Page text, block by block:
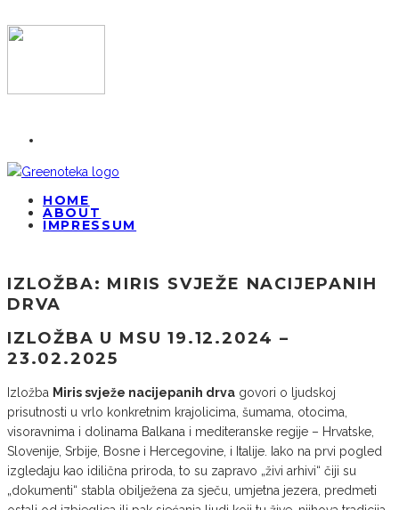
HOME
ABOUT
IMPRESSUM
IZLOŽBA: MIRIS SVJEŽE NACIJEPANIH
DRVA
IZLOŽBA U MSU 19.12.2024 –
23.02.2025
Izložba Miris svježe nacijepanih drva govori o ljudskoj
prisutnosti u vrlo konkretnim krajolicima, šumama, otocima,
visoravnima i dolinama Balkana i mediteranske regije – Hrvatske,
Slovenije, Srbije, Bosne i Hercegovine, i Italije. Iako na prvi pogled
izgledaju kao idilična priroda, to su zapravo „živi arhivi“ čiji su
„dokumenti“ stabla obilježena za sječu, umjetna jezera, predmeti